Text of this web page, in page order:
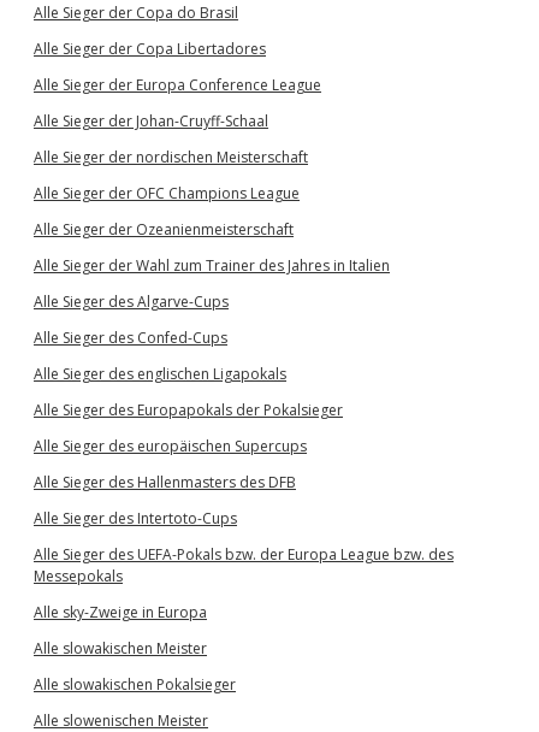
Alle Sieger der Copa do Brasil
Alle Sieger der Copa Libertadores
Alle Sieger der Europa Conference League
Alle Sieger der Johan-Cruyff-Schaal
Alle Sieger der nordischen Meisterschaft
Alle Sieger der OFC Champions League
Alle Sieger der Ozeanienmeisterschaft
Alle Sieger der Wahl zum Trainer des Jahres in Italien
Alle Sieger des Algarve-Cups
Alle Sieger des Confed-Cups
Alle Sieger des englischen Ligapokals
Alle Sieger des Europapokals der Pokalsieger
Alle Sieger des europäischen Supercups
Alle Sieger des Hallenmasters des DFB
Alle Sieger des Intertoto-Cups
Alle Sieger des UEFA-Pokals bzw. der Europa League bzw. des
Messepokals
Alle sky-Zweige in Europa
Alle slowakischen Meister
Alle slowakischen Pokalsieger
Alle slowenischen Meister